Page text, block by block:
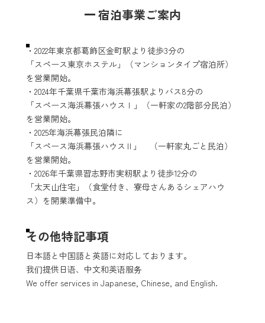
宿泊事業ご案内
・2022年東京都葛飾区金町駅より徒歩3分の
「スペース東京ホステル」（マンションタイプ宿泊所）
を営業開始。
・2024年千葉県千葉市海浜幕張駅よりバス8分の
「スペース海浜幕張ハウスⅠ」（一軒家の2階部分民泊）
を営業開始。
・2025年海浜幕張民泊隣に
「スペース海浜幕張ハウスⅡ」 （一軒家丸ごと民泊）
を営業開始。
・2026年千葉県習志野市実籾駅より徒歩12分の
「太天山住宅」（食堂付き、寮母さんあるシェアハウ
ス）を開業準備中。
その他特記事項
日本語と中国語と英語に対応しております。
我们提供日语、中文和英语服务
We offer services in Japanese, Chinese, and English.